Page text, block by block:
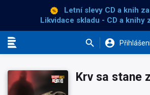
Letní slevy CD a knih
Likvidace skladu - CD a knihy
Krv sa stane